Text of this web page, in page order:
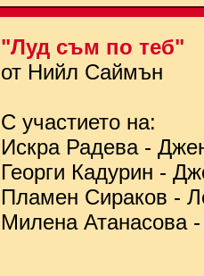
"Луд съм по теб"
от Нийл Саймън
С участието на:
Искра Радева -
Георги Кадурин -
Пламен Сираков -
Милена Атанасова